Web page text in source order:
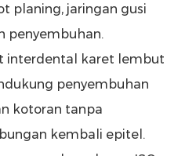
planing, jaringan gusi
penyembuhan.
interdental karet lembut
penyembuhan
kotoran tanpa
kembali epitel.